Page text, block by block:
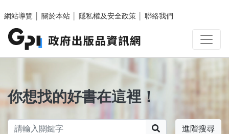
網站導覽
關於本站 隱私權及安全政策 聯絡我們
你想找的好書在這裡！
進階搜尋